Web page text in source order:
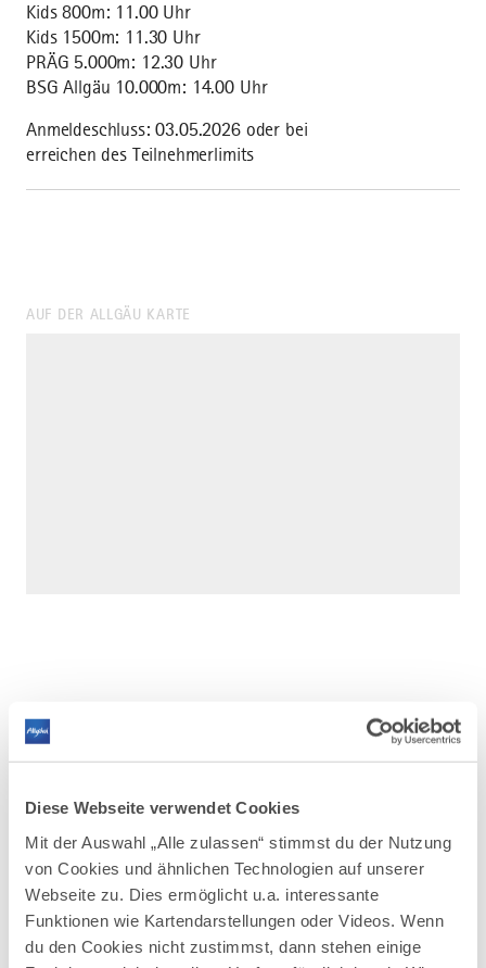
Diese Webseite verwendet Cookies
Mit der Auswahl „Alle zulassen“ stimmst du der Nutzung
von Cookies und ähnlichen Technologien auf unserer
Webseite zu. Dies ermöglicht u.a. interessante
Funktionen wie Kartendarstellungen oder Videos. Wenn
du den Cookies nicht zustimmst, dann stehen einige
Kids 800m: 11.00 Uhr
Kids 1500m: 11.30 Uhr
PRÄG 5.000m: 12.30 Uhr
BSG Allgäu 10.000m: 14.00 Uhr
Anmeldeschluss: 03.05.2026 oder bei
erreichen des Teilnehmerlimits
AUF DER ALLGÄU KARTE
Ähnliche
Veranstaltungen